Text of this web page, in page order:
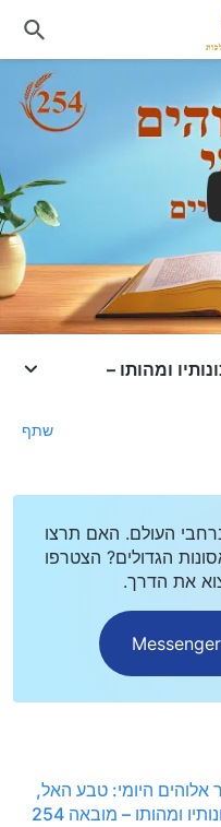
ומהותו –
שתף
העולם. האם תרצו
הגדולים? הצטרפו
את הדרך.
אלוהים היומי: טבע האל,
ומהותו – מובאה 254